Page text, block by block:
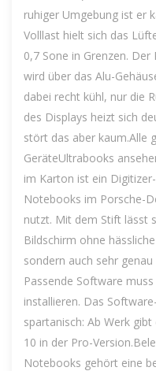
ruhiger Umgebung ist er
Volllast hielt sich das
0,7 Sone in Grenzen.
wird über das Alu-
dabei recht kühl, nur die
des Displays heizt sich
stört das aber kaum.Alle
GeräteUltrabooks
im Karton ist ein
Notebooks im Porsche-
nutzt. Mit dem Stift lässt
Bildschirm ohne
sondern auch sehr
Passende Software
installieren. Das
spartanisch: Ab Werk
10 in der Pro-
Notebooks gehört eine